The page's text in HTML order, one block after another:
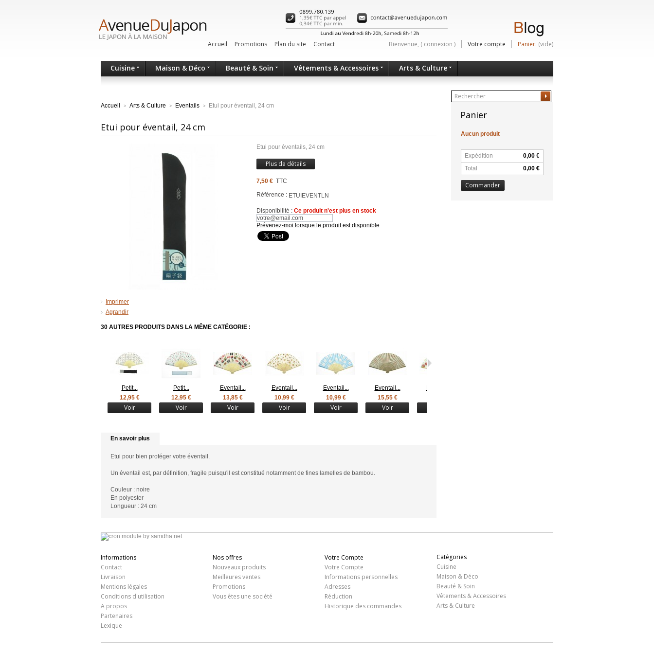
Bienvenue, ( connexion ) Votre compte Panier: (vide)
Accueil Promotions Plan du site Contact
Cuisine Maison & Déco Beauté & Soin Vêtements & Accessoires Arts & Culture
Accueil > Arts & Culture > Eventails > Etui pour éventail, 24 cm
Etui pour éventail, 24 cm
Imprimer
Agrandir
Etui pour éventails, 24 cm
Plus de détails
7,50 € TTC
Référence : ETUIEVENTLN
Disponibilité : Ce produit n'est plus en stock
Prévenez-moi lorsque le produit est disponible
30 AUTRES PRODUITS DANS LA MÊME CATÉGORIE :
Petit...
12,95 €
Voir
Petit...
12,95 €
Voir
Eventail...
13,85 €
Voir
Eventail...
10,99 €
Voir
Eventail...
10,99 €
Voir
Eventail...
15,55 €
Voir
En savoir plus
Etui pour bien protéger votre éventail.
Un éventail est, par définition, fragile puisqu'il est constitué notamment de fines lamelles de bambou.
Couleur : noire
En polyester
Longueur : 24 cm
Panier
Aucun produit
Expédition
0,00 €
Total
0,00 €
Commander
Catégories
Cuisine
Maison & Déco
Beauté & Soin
Vêtements & Accessoires
Arts & Culture
Informations
Contact
Livraison
Mentions légales
Conditions d'utilisation
A propos
Partenaires
Lexique
Nos offres
Nouveaux produits
Meilleures ventes
Promotions
Vous êtes une société
Votre Compte
Votre Compte
Informations personnelles
Adresses
Réduction
Historique des commandes